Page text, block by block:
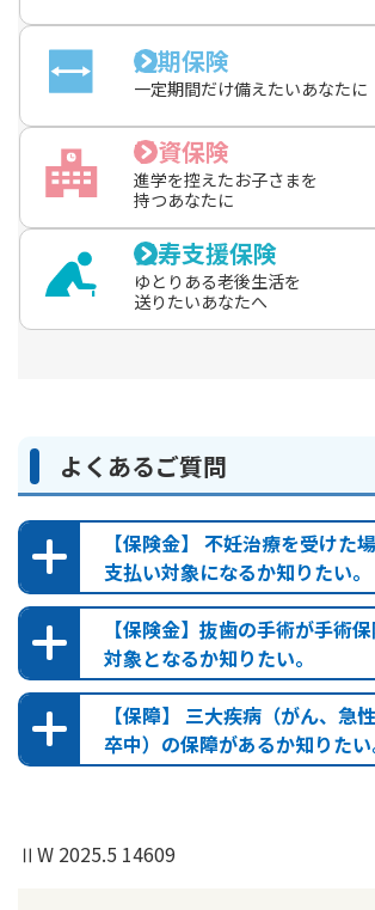
て作成
支払事由
病気または不慮の事故でのケガにより
該当する療養を受けたとき
支払額
被保険者が受けた先進医療にかかる技
払額の上限は、更新前の特約でお支払い
険金額を通算します
お支払いの対象となる先進医療
定期保険
一定期間だけ備えたいあなたに
学資保険
進学を控えたお子さまを
持つあなたに
長寿支援保険
ゆとりある老後生活を
送りたいあなたへ
よくあるご質問
【保険金】 不妊治療を受けた
支払い対象になるか知りたい。
【保険金】抜歯の手術が手術
対象となるか知りたい。
無配当傷害入院特約（学資保険（H24
【保障】 三大疾病（がん、急
卒中）の保障があるか知りたい
ⅡW 2025.5 14609